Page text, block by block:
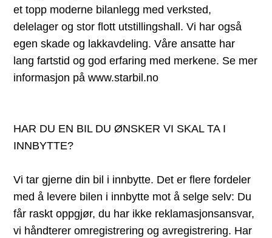
et topp moderne bilanlegg med verksted,
delelager og stor flott utstillingshall. Vi har også
egen skade og lakkavdeling. Våre ansatte har
lang fartstid og god erfaring med merkene. Se mer
informasjon på www.starbil.no
HAR DU EN BIL DU ØNSKER VI SKAL TA I
INNBYTTE?
Vi tar gjerne din bil i innbytte. Det er flere fordeler
med å levere bilen i innbytte mot å selge selv: Du
får raskt oppgjør, du har ikke reklamasjonsansvar,
vi håndterer omregistrering og avregistrering. Har